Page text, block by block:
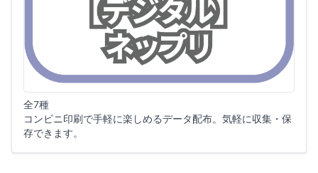
全7種
コンビニ印刷で手軽に楽しめるデータ配布。気軽に収集・保
存できます。